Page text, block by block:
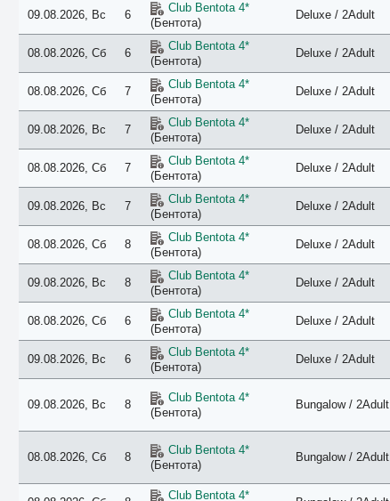
09.08.2026, Вс 6
Club Bentota 4*
(Бентота)
Deluxe / 2Adult
08.08.2026, Сб 6
Club Bentota 4*
(Бентота)
Deluxe / 2Adult
08.08.2026, Сб 7
Club Bentota 4*
(Бентота)
Deluxe / 2Adult
09.08.2026, Вс 7
Club Bentota 4*
(Бентота)
Deluxe / 2Adult
08.08.2026, Сб 7
Club Bentota 4*
(Бентота)
Deluxe / 2Adult
09.08.2026, Вс 7
Club Bentota 4*
(Бентота)
Deluxe / 2Adult
08.08.2026, Сб 8
Club Bentota 4*
(Бентота)
Deluxe / 2Adult
09.08.2026, Вс 8
Club Bentota 4*
(Бентота)
Deluxe / 2Adult
08.08.2026, Сб 6
Club Bentota 4*
(Бентота)
Deluxe / 2Adult
09.08.2026, Вс 6
Club Bentota 4*
(Бентота)
Deluxe / 2Adult
09.08.2026, Вс 8
Club Bentota 4*
(Бентота)
Bungalow / 2Adult
08.08.2026, Сб 8
Club Bentota 4*
(Бентота)
Bungalow / 2Adult
Club Bentota 4*